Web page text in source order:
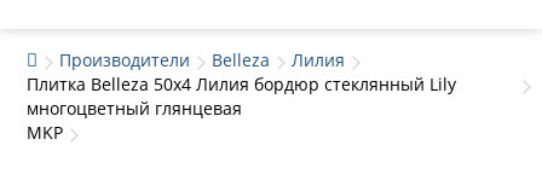
Производители Belleza
Лилия
Плитка Belleza 50x4 Лилия бордюр стеклянный Lily
многоцветный глянцевая
MKP